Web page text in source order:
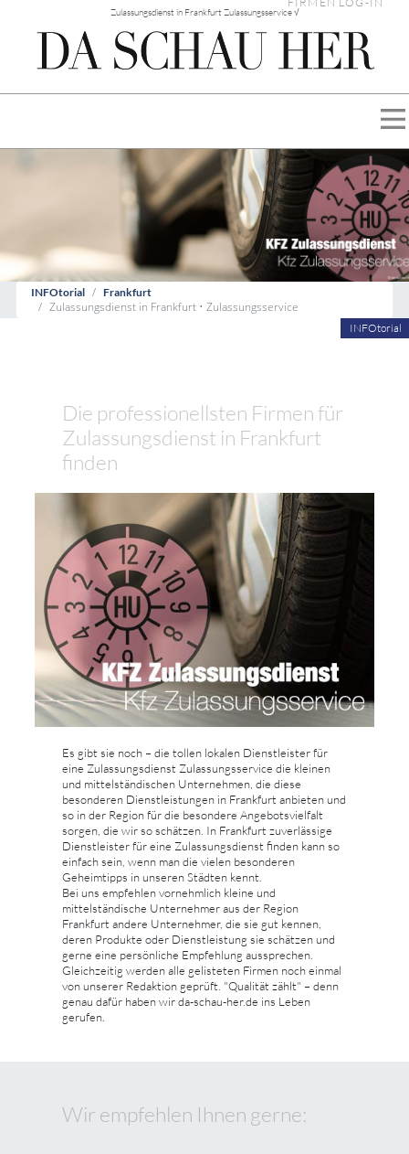
Zulassungsdienst in Frankfurt Zulassungsservice √
INFOtorial Frankfurt
Zulassungsdienst in Frankfurt • Zulassungsservice
INFOtorial
Die professionellsten Firmen für
Zulassungsdienst in Frankfurt
finden
Es gibt sie noch – die tollen lokalen Dienstleister für
eine Zulassungsdienst Zulassungsservice die kleinen
und mittelständischen Unternehmen, die diese
besonderen Dienstleistungen in Frankfurt anbieten und
so in der Region für die besondere Angebotsvielfalt
sorgen, die wir so schätzen. In Frankfurt zuverlässige
Dienstleister für eine Zulassungsdienst finden kann so
einfach sein, wenn man die vielen besonderen
Geheimtipps in unseren Städten kennt.
Bei uns empfehlen vornehmlich kleine und
mittelständische Unternehmer aus der Region
Frankfurt andere Unternehmer, die sie gut kennen,
deren Produkte oder Dienstleistung sie schätzen und
gerne eine persönliche Empfehlung aussprechen.
Gleichzeitig werden alle gelisteten Firmen noch einmal
von unserer Redaktion geprüft. "Qualität zählt" – denn
genau dafür haben wir da-schau-her.de ins Leben
gerufen.
Wir empfehlen Ihnen gerne: